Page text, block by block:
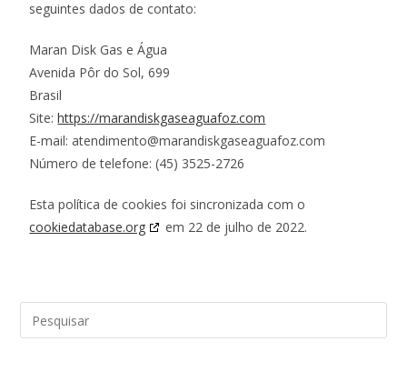
seguintes dados de contato:
Maran Disk Gas e Água
Avenida Pôr do Sol, 699
Brasil
Site:https://marandiskgaseaguafoz.com
E-mail:atendimento@marandiskgaseaguafoz.com
Número de telefone: (45) 3525-2726
Esta política de cookies foi sincronizada com o
cookiedatabase.org
em 22 de julho de 2022.